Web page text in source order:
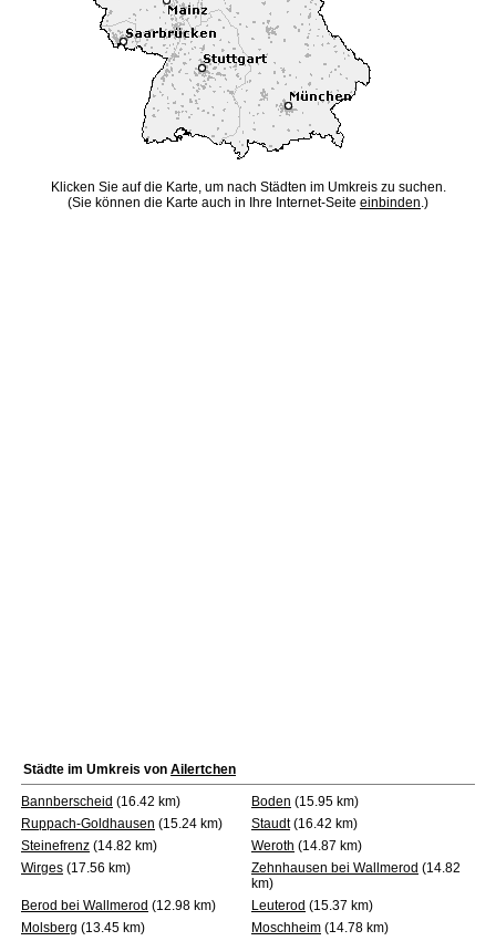
Klicken Sie auf die Karte, um nach Städten im Umkreis zu suchen.
(Sie können die Karte auch in Ihre Internet-Seite einbinden.)
Städte im Umkreis von Ailertchen
Bannberscheid (16.42 km) Boden (15.95 km)
Ruppach-Goldhausen (15.24 km) Staudt(16.42 km)
Steinefrenz (14.82 km) Weroth (14.87 km)
Wirges (17.56 km) Zehnhausen bei Wallmerod (14.82
km)
Berod bei Wallmerod (12.98 km) Leuterod (15.37 km)
Molsberg (13.45 km) Moschheim (14.78 km)